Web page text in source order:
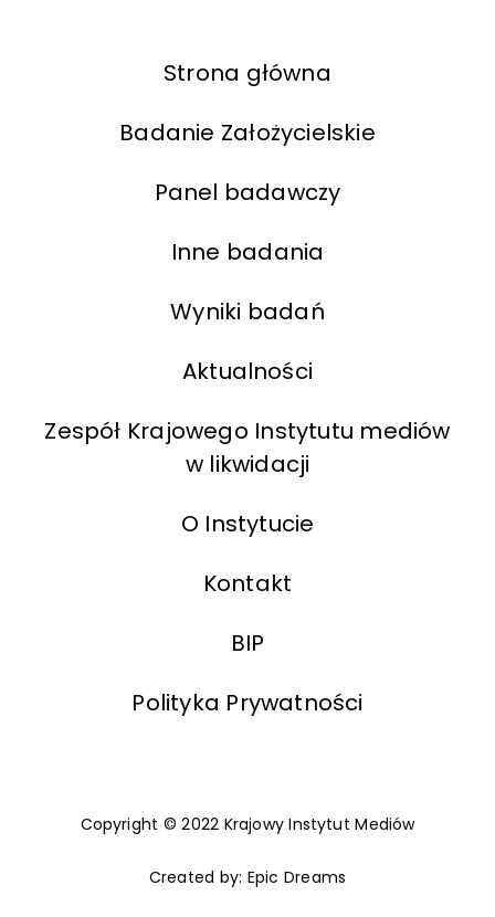
Strona główna
Badanie Założycielskie
Panel badawczy
Inne badania
Wyniki badań
Aktualności
Zespół Krajowego Instytutu mediów
w likwidacji
O Instytucie
Kontakt
BIP
Polityka Prywatności
Copyright © 2022 Krajowy Instytut Mediów
Created by: Epic Dreams